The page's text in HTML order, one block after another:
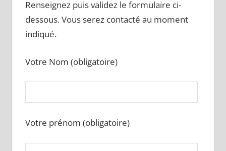
Renseignez puis validez le formulaire ci-
dessous. Vous serez contacté au moment
indiqué.
Votre Nom (obligatoire)
Votre prénom (obligatoire)